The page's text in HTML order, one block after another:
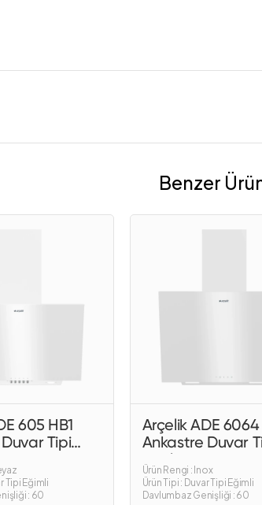
Benzer
605 HB1
Tipi
Tipi Eğimli
: 60
Arçelik ADE 6064
Ankastre Duvar
Davlumbaz
Ürün Rengi : Inox
Ürün Tipi : Duvar Tipi Eğimli
Davlumbaz Genişliği : 60